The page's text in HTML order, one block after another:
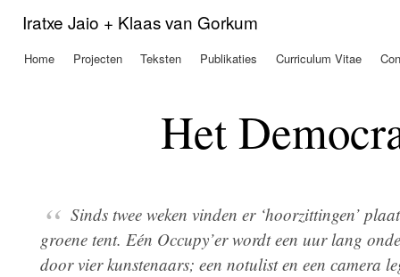
Iratxe Jaio + Klaas van Gorkum
Hoofdmenu
Home Projecten Teksten Publikaties Curriculum Vitae
Het
Sinds twee weken vinden er ‘hoorzittingen’
groene tent. Eén Occupy’er wordt een uur lang
door vier kunstenaars; een notulist en een camera